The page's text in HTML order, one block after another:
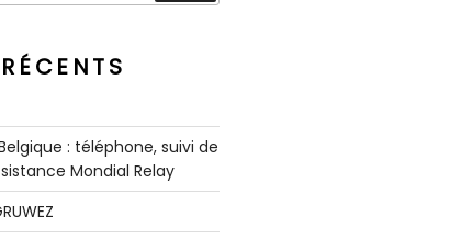
: téléphone, suivi de
Mondial Relay